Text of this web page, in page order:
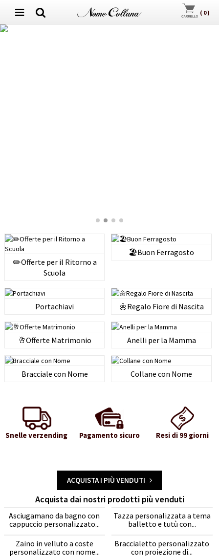
( 0)
✏️Offerte per il Ritorno a
Scuola
🏖️Buon Ferragosto
Portachiavi 🌼Regalo Fiore di Nascita
🥂Offerte Matrimonio Anelli per la Mamma
Bracciale con Nome Collane con Nome
Snelle verzending Pagamento sicuro Resi di 99 giorni
ACQUISTA I PIÙ VENDUTI
Acquista dai nostri prodotti più venduti
Asciugamano da bagno con
cappuccio personalizzato...
Tazza personalizzata a tema
balletto e tutù con...
Zaino in velluto a coste
personalizzato con nome...
Braccialetto personalizzato
con proiezione di...